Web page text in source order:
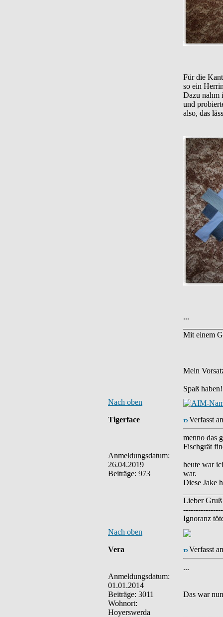
Für die
so ein
Dazu nahm
und
also, das
...
Mit einem
Mein
Spaß
Nach oben
Tigerface
Anmeldungsdatum:
26.04.2019
Beiträge: 973
Verfasst
menno das
Fischgrät
heute war
war.
Diese Jake
Lieber
Ignoranz
Nach oben
Vera
Anmeldungsdatum:
01.01.2014
Beiträge: 3011
Wohnort:
Hoyerswerda
Verfasst
...
Das war